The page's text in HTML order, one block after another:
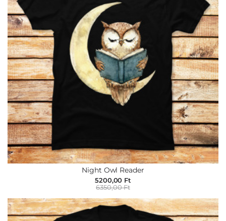
Night Owl Reader
5200,00 Ft
6350,00 Ft